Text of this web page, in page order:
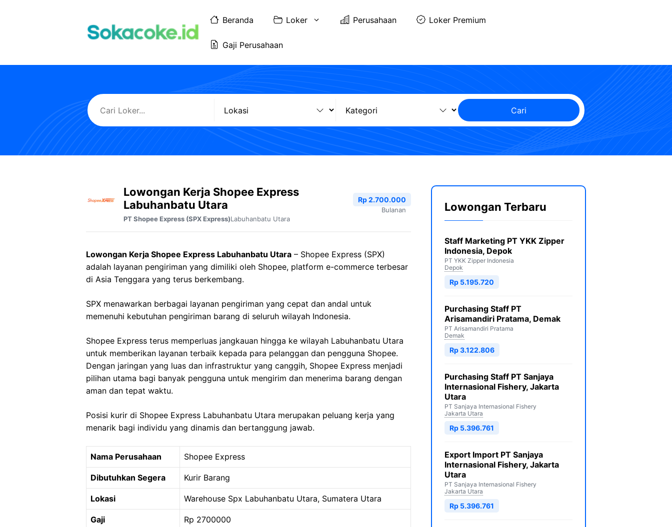
Beranda Loker Perusahaan Loker Premium
Gaji Perusahaan
Cari
Lowongan Kerja Shopee Express
Labuhanbatu Utara
PT Shopee Express (SPX Express)Labuhanbatu Utara
Rp 2.700.000
Bulanan
Lowongan Kerja Shopee Express Labuhanbatu Utara – Shopee Express (SPX)
adalah layanan pengiriman yang dimiliki oleh Shopee, platform e-commerce terbesar
di Asia Tenggara yang terus berkembang.
SPX menawarkan berbagai layanan pengiriman yang cepat dan andal untuk
memenuhi kebutuhan pengiriman barang di seluruh wilayah Indonesia.
Shopee Express terus memperluas jangkauan hingga ke wilayah Labuhanbatu Utara
untuk memberikan layanan terbaik kepada para pelanggan dan pengguna Shopee.
Dengan jaringan yang luas dan infrastruktur yang canggih, Shopee Express menjadi
pilihan utama bagi banyak pengguna untuk mengirim dan menerima barang dengan
aman dan tepat waktu.
Posisi kurir di Shopee Express Labuhanbatu Utara merupakan peluang kerja yang
menarik bagi individu yang dinamis dan bertanggung jawab.
Nama Perusahaan Shopee Express
Dibutuhkan Segera Kurir Barang
Lokasi Warehouse Spx Labuhanbatu Utara, Sumatera Utara
Gaji Rp 2700000
Lowongan Terbaru
Staff Marketing PT YKK Zipper
Indonesia, Depok
PT YKK Zipper Indonesia
Depok
Rp 5.195.720
Purchasing Staff PT
Arisamandiri Pratama, Demak
PT Arisamandiri Pratama
Demak
Rp 3.122.806
Purchasing Staff PT Sanjaya
Internasional Fishery, Jakarta
Utara
PT Sanjaya Internasional Fishery
Jakarta Utara
Rp 5.396.761
Export Import PT Sanjaya
Internasional Fishery, Jakarta
Utara
PT Sanjaya Internasional Fishery
Jakarta Utara
Rp 5.396.761